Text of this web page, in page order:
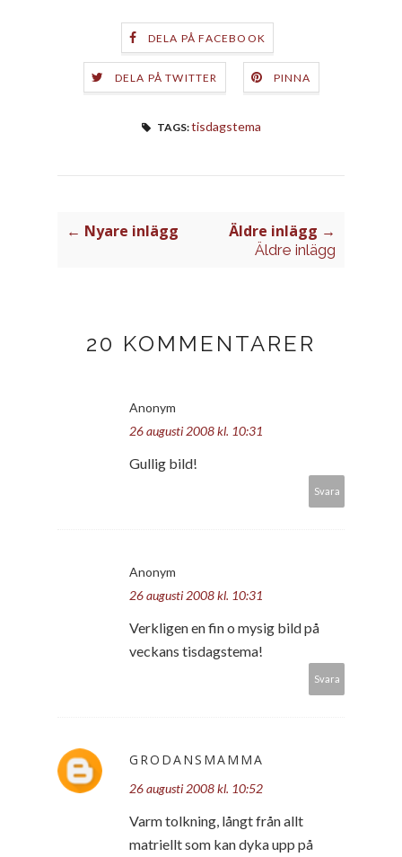
DELA PÅ FACEBOOK
DELA PÅ TWITTER PINNA
TAGS:tisdagstema
← Nyare inlägg Äldre inlägg →
Äldre inlägg
20 KOMMENTARER
Anonym
26 augusti 2008 kl. 10:31
Gullig bild!
Svara
Anonym
26 augusti 2008 kl. 10:31
Verkligen en fin o mysig bild på
veckans tisdagstema!
Svara
GRODANSMAMMA
26 augusti 2008 kl. 10:52
Varm tolkning, långt från allt
matriellt som kan dyka upp på